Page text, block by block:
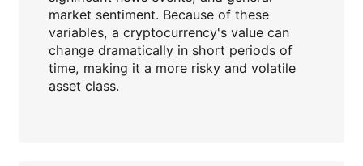
market sentiment. Because of these
variables, a cryptocurrency's value can
change dramatically in short periods of
time, making it a more risky and volatile
asset class.